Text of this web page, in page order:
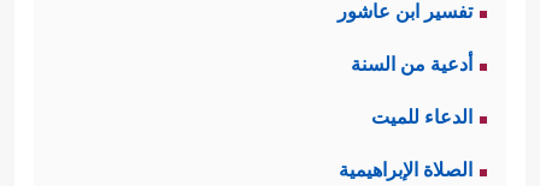
تفسير ابن عاشور
أدعية من السنة
الدعاء للميت
الصلاة الإبراهيمية